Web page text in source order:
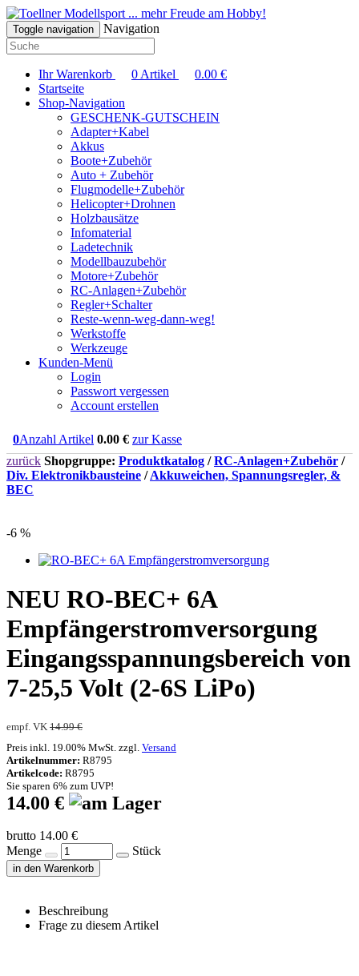
... mehr Freude am Hobby!
Toggle navigation Navigation
Ihr Warenkorb 0 Artikel 0.00 €
Startseite
Shop-Navigation
GESCHENK-GUTSCHEIN
Adapter+Kabel
Akkus
Boote+Zubehör
Auto + Zubehör
Flugmodelle+Zubehör
Helicopter+Drohnen
Holzbausätze
Infomaterial
Ladetechnik
Modellbauzubehör
Motore+Zubehör
RC-Anlagen+Zubehör
Regler+Schalter
Reste-wenn-weg-dann-weg!
Werkstoffe
Werkzeuge
Kunden-Menü
Login
Passwort vergessen
Account erstellen
0Anzahl Artikel 0.00 € zur Kasse
zurück Shopgruppe: Produktkatalog /RC-Anlagen+Zubehör /
Div. Elektronikbausteine /Akkuweichen, Spannungsregler, &
BEC
-6 %
NEU RO-BEC+ 6A
Empfängerstromversorgung
Eingangsspannungsbereich von
7-25,5 Volt (2-6S LiPo)
empf. VK 14.99 €
Preis inkl. 19.00% MwSt. zzgl. Versand
Artikelnummer: R8795
Artikelcode: R8795
Sie sparen 6% zum UVP!
14.00 €
brutto 14.00 €
Menge
Stück
in den Warenkorb
Beschreibung
Frage zu diesem Artikel